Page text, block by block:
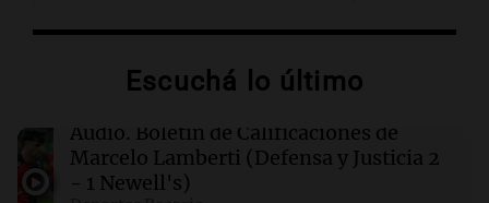
Clima
lunes 10 de agosto
00:06 Clima
Escuchá lo último
Audio. Boletín de Calificaciones de
Marcelo Lamberti (Defensa y Justicia 2
- 1 Newell's)